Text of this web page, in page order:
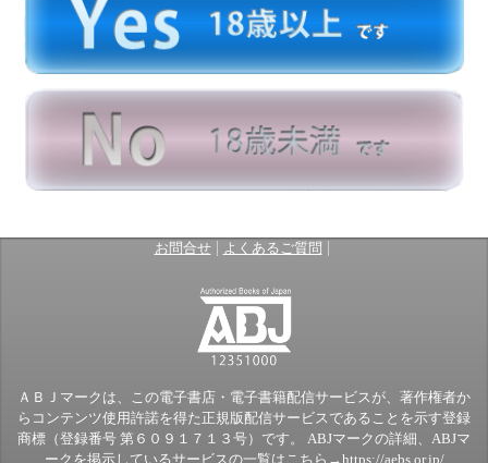
お問合せ| よくあるご質問
ＡＢＪマークは、この電子書店・電子書籍配信サービスが、著作権者か
らコンテンツ使用許諾を得た正規版配信サービスであることを示す登録
商標（登録番号 第６０９１７１３号）です。 ABJマークの詳細、ABJマ
ークを掲示しているサービスの一覧はこちら→https://aebs.or.jp/